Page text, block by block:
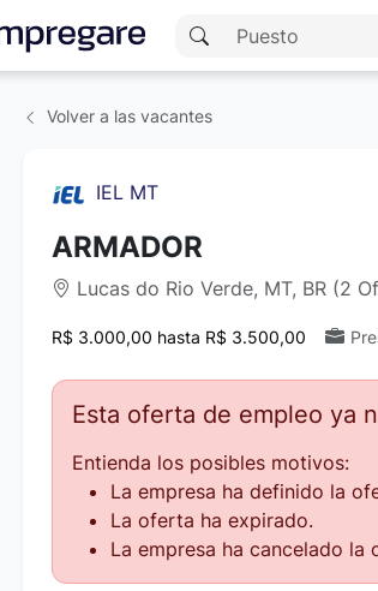
Volver a las vacantes
IEL MT
ARMADOR
Lucas do Rio Verde, MT, BR (2
R$ 3.000,00 hasta R$ 3.500,00
Esta oferta de empleo ya
Entienda los posibles motivos:
La empresa ha definido la
La oferta ha expirado.
La empresa ha cancelado la